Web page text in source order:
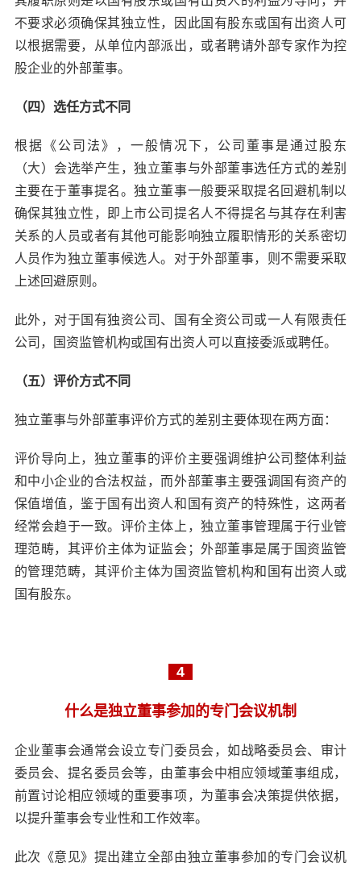
不要求必须确保其独立性，因此国有股东或国有出资人可
以根据需要，从单位内部派出，或者聘请外部专家作为控
股企业的外部董事。
（四）选任方式不同
根据《公司法》，一般情况下，公司董事是通过股东
（大）会选举产生，独立董事与外部董事选任方式的差别
主要在于董事提名。独立董事一般要采取提名回避机制以
确保其独立性，即上市公司提名人不得提名与其存在利害
关系的人员或者有其他可能影响独立履职情形的关系密切
人员作为独立董事候选人。对于外部董事，则不需要采取
上述回避原则。
此外，对于国有独资公司、国有全资公司或一人有限责任
公司，国资监管机构或国有出资人可以直接委派或聘任。
（五）评价方式不同
独立董事与外部董事评价方式的差别主要体现在两方面：
评价导向上，独立董事的评价主要强调维护公司整体利益
和中小企业的合法权益，而外部董事主要强调国有资产的
保值增值，鉴于国有出资人和国有资产的特殊性，这两者
经常会趋于一致。评价主体上，独立董事管理属于行业管
理范畴，其评价主体为证监会；外部董事是属于国资监管
的管理范畴，其评价主体为国资监管机构和国有出资人或
国有股东。
4
什么是独立董事参加的专门会议机制
企业董事会通常会设立专门委员会，如战略委员会、审计
委员会、提名委员会等，由董事会中相应领域董事组成，
前置讨论相应领域的重要事项，为董事会决策提供依据，
以提升董事会专业性和工作效率。
此次《意见》提出建立全部由独立董事参加的专门会议机